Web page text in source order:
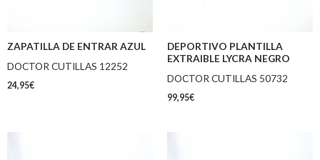
ZAPATILLA DE ENTRAR AZUL
DOCTOR CUTILLAS 12252
24,95€
DEPORTIVO PLANTILLA
EXTRAIBLE LYCRA NEGRO
DOCTOR CUTILLAS 50732
99,95€